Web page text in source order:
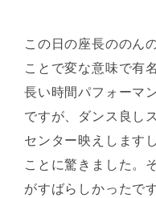
この日の座長ののん
ことで変な意味で有
長い時間パフォーマ
ですが、ダンス良し
センター映えします
ことに驚きました。
がすばらしかったで